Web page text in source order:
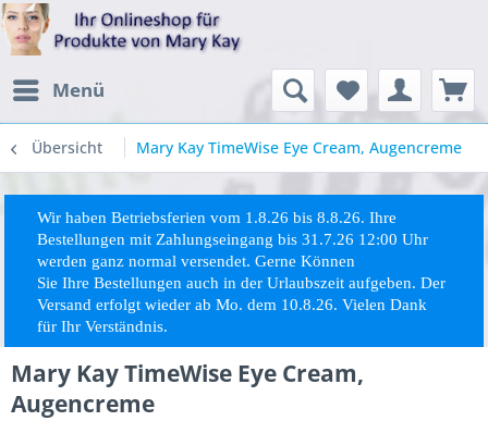
Menü
Übersicht Mary Kay TimeWise Eye Cream, Augencreme
Wir haben Betriebsferien vom 1.8.26 bis 8.8.26. Ihre
Bestellungen mit Zahlungseingang bis 31.7.26 12:00 Uhr
werden ganz normal versendet. Gerne Können
SieIhreBestellungen auch in der Urlaubszeit aufgeben. Der
Versand erfolgt wieder ab Mo. dem 10.8.26. Vielen Dank
für Ihr Verständnis.
Mary Kay TimeWise Eye Cream,
Augencreme